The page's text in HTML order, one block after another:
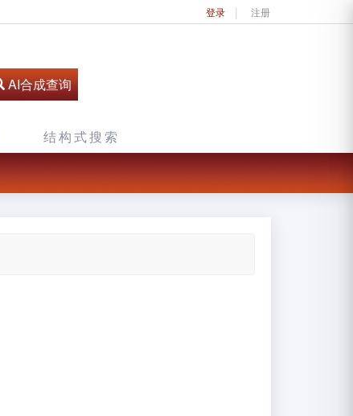
登录 注册
AI合成查询
结构式搜索